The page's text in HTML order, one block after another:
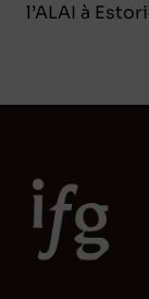
l’ALAI à